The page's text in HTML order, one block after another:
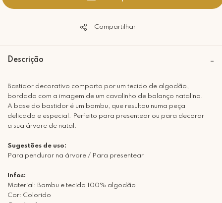
Compartilhar
Descrição
Bastidor decorativo comporto por um tecido de algodão,
bordado com a imagem de um cavalinho de balanço natalino.
A base do bastidor é um bambu, que resultou numa peça
delicada e especial. Perfeito para presentear ou para decorar
a sua árvore de natal.
Sugestões de uso:
Para pendurar na árvore / Para presentear
Infos:
Material: Bambu e tecido 100% algodão
Cor: Colorido